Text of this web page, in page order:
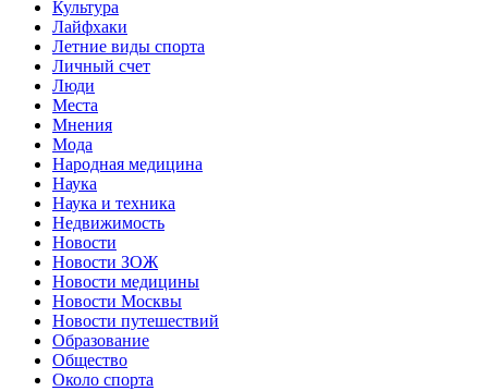
Культура
Лайфхаки
Летние виды спорта
Личный счет
Люди
Места
Мнения
Мода
Народная медицина
Наука
Наука и техника
Недвижимость
Новости
Новости ЗОЖ
Новости медицины
Новости Москвы
Новости путешествий
Образование
Общество
Около спорта